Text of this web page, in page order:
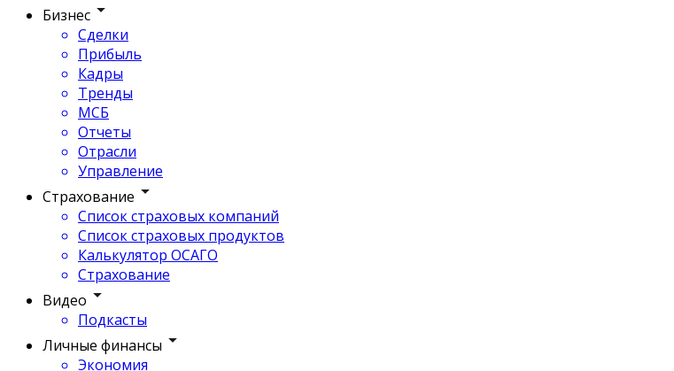
Бизнес
Сделки
Прибыль
Кадры
Тренды
МСБ
Отчеты
Отрасли
Управление
Страхование
Список страховых компаний
Список страховых продуктов
Калькулятор ОСАГО
Страхование
Видео
Подкасты
Личные финансы
Экономия